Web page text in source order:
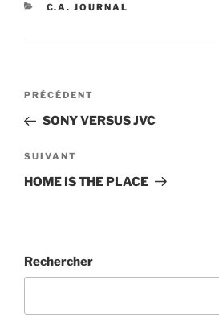
CATÉGORIES
C.A. JOURNAL
Navigation
l’article
Article
précédent
PRÉCÉDENT
SONY VERSUS JVC
Article
suivant
SUIVANT
HOME IS THE PLACE
Rechercher